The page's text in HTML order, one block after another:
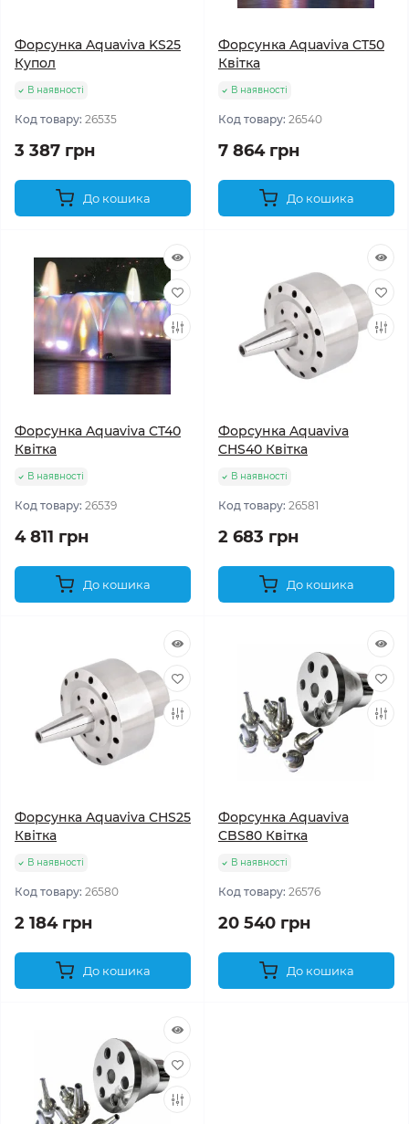
Форсунка Aquaviva KS25
Купол
В наявності
Код товару: 26535
3 387 грн
До кошика
Форсунка Aquaviva CT50
Квітка
В наявності
Код товару: 26540
7 864 грн
До кошика
Форсунка Aquaviva CT40
Квітка
В наявності
Код товару: 26539
4 811 грн
До кошика
Форсунка Aquaviva
CHS40 Квітка
В наявності
Код товару: 26581
2 683 грн
До кошика
Форсунка Aquaviva CHS25
Квітка
В наявності
Код товару: 26580
2 184 грн
До кошика
Форсунка Aquaviva
CBS80 Квітка
В наявності
Код товару: 26576
20 540 грн
До кошика